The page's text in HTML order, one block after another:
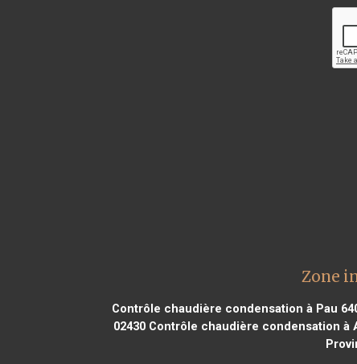
Zone
Contrôle chaudière condensation à Pau
02430Contrôle chaudière condensation à